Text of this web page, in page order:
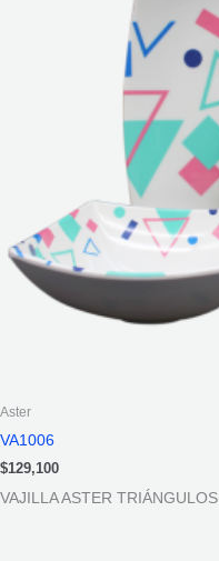
Aster
VA1006
$129,100
VAJILLA ASTER TRIÁNGULOS